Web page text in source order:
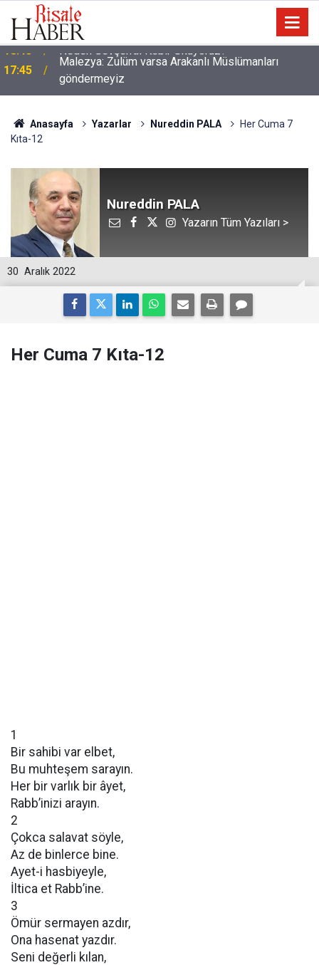
17:45
Malezya: Zulüm varsa Arakanlı Müslümanları
göndermeyiz
Anasayfa Yazarlar Nureddin PALA
Her Cuma 7
Kıta-12
Nureddin PALA
Yazarın Tüm Yazıları >
30 Aralık 2022
Her Cuma 7 Kıta-12
1
Bir sahibi var elbet,
Bu muhteşem sarayın.
Her bir varlık bir âyet,
Rabb’inizi arayın.
2
Çokca salavat söyle,
Az de binlerce bine.
Ayet-i hasbiyeyle,
İltica et Rabb’ine.
3
Ömür sermayen azdır,
Ona hasenat yazdır.
Seni değerli kılan,